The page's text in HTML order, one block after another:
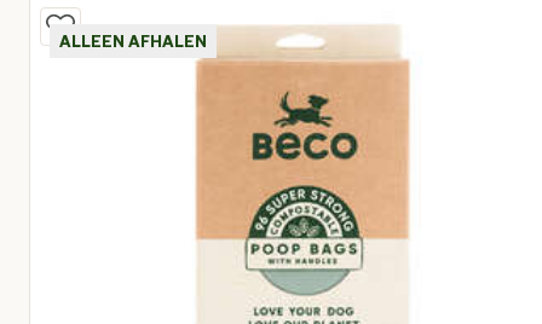
ALLEEN AFHALEN